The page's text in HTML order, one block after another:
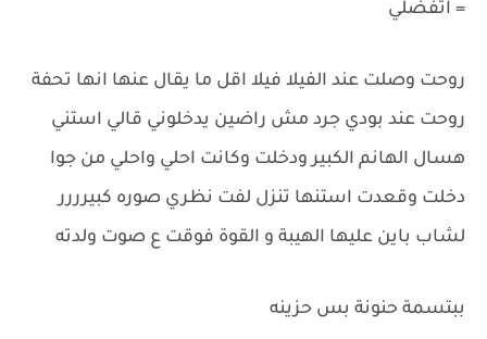
= اتفضلي
روحت وصلت عند الفيلا فيلا اقل ما يقال عنها انها تحفة
روحت عند بودي جرد مش راضين يدخلوني قالي استني
هسال الهانم الكبير ودخلت وكانت احلي واحلي من جوا
دخلت وقعدت استنها تنزل لفت نظري صوره كبيرررر
لشاب باين عليها الهيبة و القوة فوقت ع صوت ولدته
ببتسمة حنونة بس حزينه